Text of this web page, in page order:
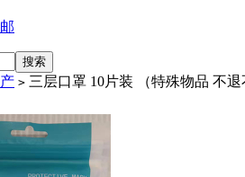
> 三层口罩 10片装 （特殊物品 不